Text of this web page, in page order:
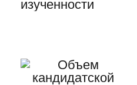
изученности